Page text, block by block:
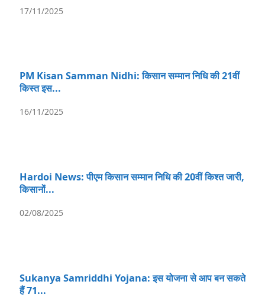
17/11/2025
PM Kisan Samman Nidhi: किसान सम्मान निधि की 21वीं
किस्त इस...
16/11/2025
Hardoi News: पीएम किसान सम्मान निधि की 20वीं किश्त जारी,
किसानों...
02/08/2025
Sukanya Samriddhi Yojana: इस योजना से आप बन सकते
हैं 71...